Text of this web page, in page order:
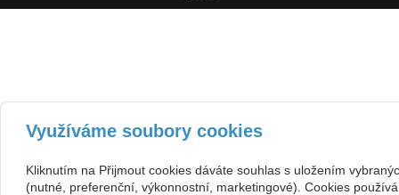
Využíváme soubory cookies
Kliknutím na Přijmout cookies dáváte souhlas s uložením
(nutné, preferenční, výkonnostní, marketingové). Cookies